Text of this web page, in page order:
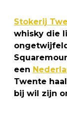
Stokerij
whisky die
een
Twente
bij wil zijn